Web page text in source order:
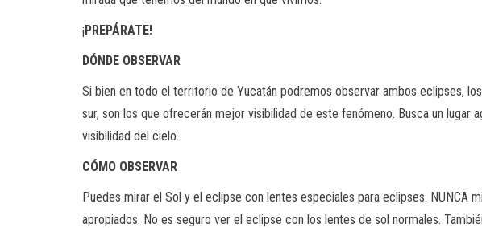
¡PREPÁRATE!
DÓNDE OBSERVAR
Si bien en todo el territorio de Yucatán podremos observar ambos eclipses,
sur, son los que ofrecerán mejor visibilidad de este fenómeno. Busca un lugar
visibilidad del cielo.
CÓMO OBSERVAR
Puedes mirar el Sol y el eclipse con lentes especiales para eclipses. NUNCA
apropiados. No es seguro ver el eclipse con los lentes de sol normales.